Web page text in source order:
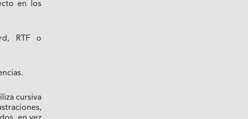
en los
RTF o
cursiva